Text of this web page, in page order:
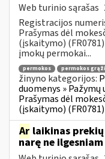
Web turinio sąrašas
Registracijos
Prašymas dėl
(įskaitymo)
įmokų permokai...
permokos permokos
žinyno kategorijos:
duomenys »
Prašymas dėl
(įskaitymo) (FR0781)
Ar laikinas
narę ne